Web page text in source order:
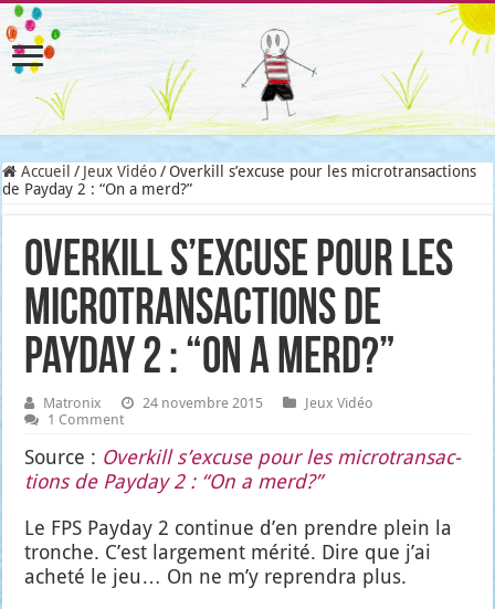
Accueil / Jeux Vidéo / Overkill s’excuse pour les microtransactions
de Payday 2 : “On a merd?”
Overkill s’excuse pour les
microtransactions de
Payday 2 : “On a merd?”
Matronix 24 novembre 2015
Jeux Vidéo
1 Comment
Source : Over­kill s’ex­cuse pour les micro­tran­sac­
tions de Pay­day 2 : “On a merd?”
Le FPS Pay­day 2 conti­nue d’en prendre plein la
tronche. C’est lar­ge­ment méri­té. Dire que j’ai
ache­té le jeu… On ne m’y repren­dra plus.